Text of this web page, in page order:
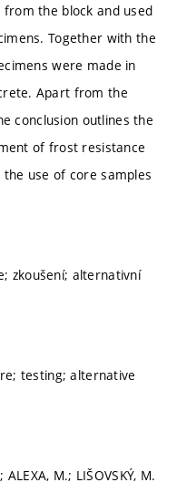
the block and used
Together with the
were made in
Apart from the
conclusion outlines the
of frost resistance
use of core samples
zkoušení; alternativní
testing; alternative
ALEXA, M.; LIŠOVSKÝ, M.